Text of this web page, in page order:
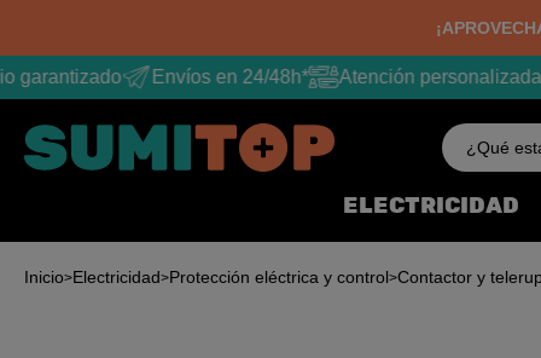
Envíos en 24/48h* Atención personalizada
¿Qué
ELECTRICIDAD
Inicio Electricidad Protección eléctrica y control Contactor y